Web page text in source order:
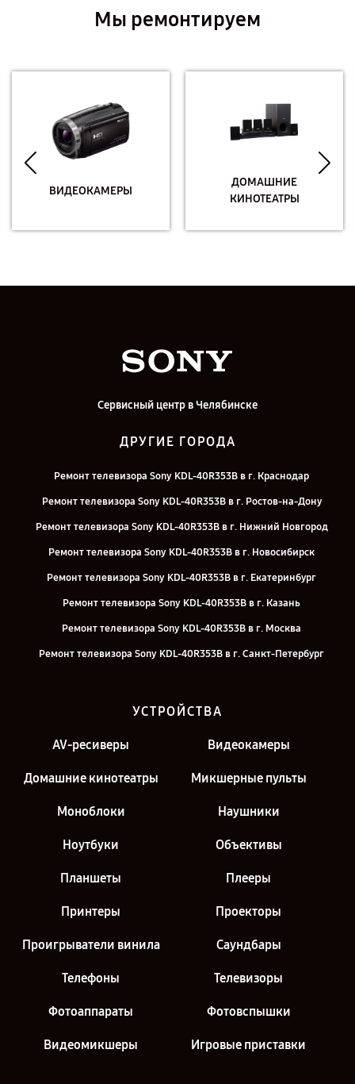
Мы ремонтируем
ВИДЕОКАМЕРЫ
ДОМАШНИЕ
КИНОТЕАТРЫ
Сервисный центр в Челябинске
ДРУГИЕ ГОРОДА
Ремонт телевизора Sony KDL-40R353B в г. Краснодар
Ремонт телевизора Sony KDL-40R353B в г. Ростов-на-Дону
Ремонт телевизора Sony KDL-40R353B в г. Нижний Новгород
Ремонт телевизора Sony KDL-40R353B в г. Новосибирск
Ремонт телевизора Sony KDL-40R353B в г. Екатеринбург
Ремонт телевизора Sony KDL-40R353B в г. Казань
Ремонт телевизора Sony KDL-40R353B в г. Москва
Ремонт телевизора Sony KDL-40R353B в г. Санкт-Петербург
УСТРОЙСТВА
AV-ресиверы Видеокамеры
Домашние кинотеатры Микшерные пульты
Моноблоки Наушники
Ноутбуки Объективы
Планшеты Плееры
Принтеры Проекторы
Проигрыватели винила Саундбары
Телефоны Телевизоры
Фотоаппараты Фотовспышки
Видеомикшеры Игровые приставки